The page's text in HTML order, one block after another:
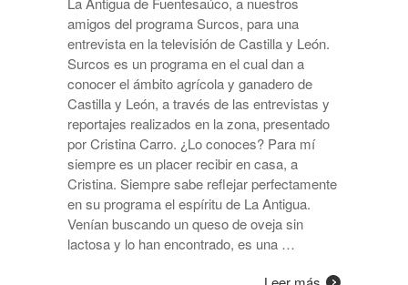
amigos del programa Surcos, para una
entrevista en la televisión de Castilla y León.
Surcos es un programa en el cual dan a
conocer el ámbito agrícola y ganadero de
Castilla y León, a través de las entrevistas y
reportajes realizados en la zona, presentado
por Cristina Carro. ¿Lo conoces? Para mí
siempre es un placer recibir en casa, a
Cristina. Siempre sabe reflejar perfectamente
en su programa el espíritu de La Antigua.
Venían buscando un queso de oveja sin
lactosa y lo han encontrado, es una …